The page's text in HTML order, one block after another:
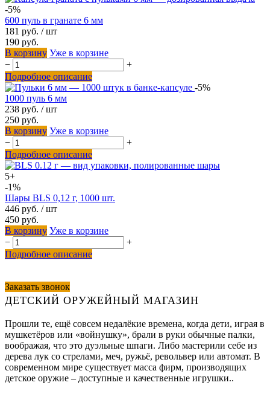
-5%
600 пуль в гранате 6 мм
181 руб. / шт
190 руб.
В корзину Уже в корзине
−
+
Подробное описание
-5%
1000 пуль 6 мм
238 руб. / шт
250 руб.
В корзину Уже в корзине
−
+
Подробное описание
5+
-1%
Шары BLS 0,12 г, 1000 шт.
446 руб. / шт
450 руб.
В корзину Уже в корзине
−
+
Подробное описание
Заказать звонок
ДЕТСКИЙ ОРУЖЕЙНЫЙ МАГАЗИН
Прошли те, ещё совсем недалёкие времена, когда дети, играя в
мушкетёров или «войнушку», брали в руки обычные палки,
воображая, что это дуэльные шпаги. Либо мастерили себе из
дерева лук со стрелами, меч, ружьё, револьвер или автомат. В
современном мире существует масса фирм, производящих
детское оружие – доступные и качественные игрушки..